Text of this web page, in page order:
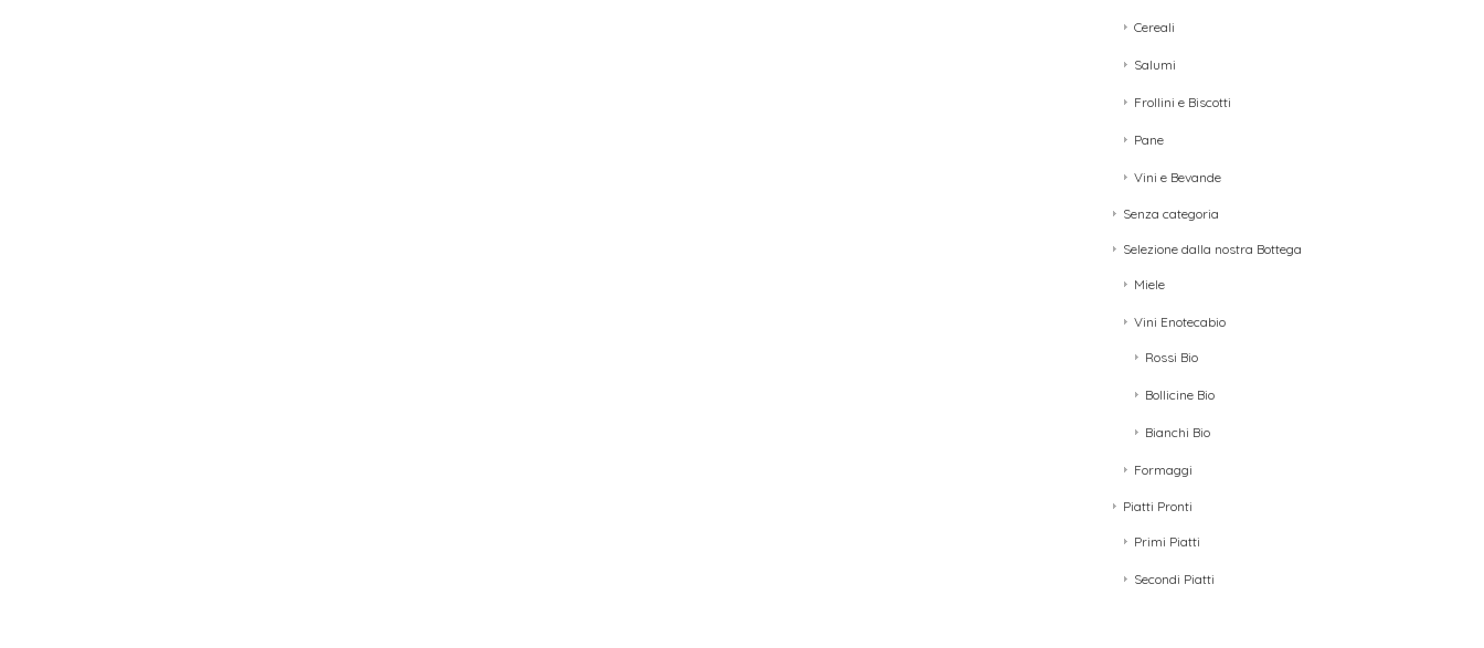
Cereali
Salumi
Frollini e Biscotti
Pane
Vini e Bevande
Senza categoria
Selezione dalla nostra Bottega
Miele
Vini Enotecabio
Rossi Bio
Bollicine Bio
Bianchi Bio
Formaggi
Piatti Pronti
Primi Piatti
Secondi Piatti